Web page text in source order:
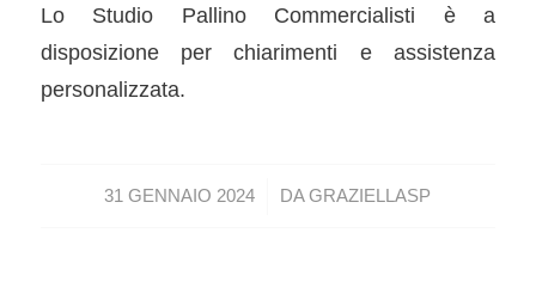
Lo Studio Pallino Commercialisti è a
disposizione per chiarimenti e assistenza
personalizzata.
31 GENNAIO 2024
/ DAGRAZIELLASP